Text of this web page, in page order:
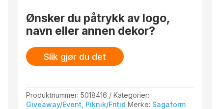
som lever et aktivt liv!
Ønsker du påtrykk av logo,
navn eller annen dekor?
Slik gjør du det
Produktnummer:5018416
Kategorier:
Giveaway/Event Piknik/Fritid Merke: Sagaform